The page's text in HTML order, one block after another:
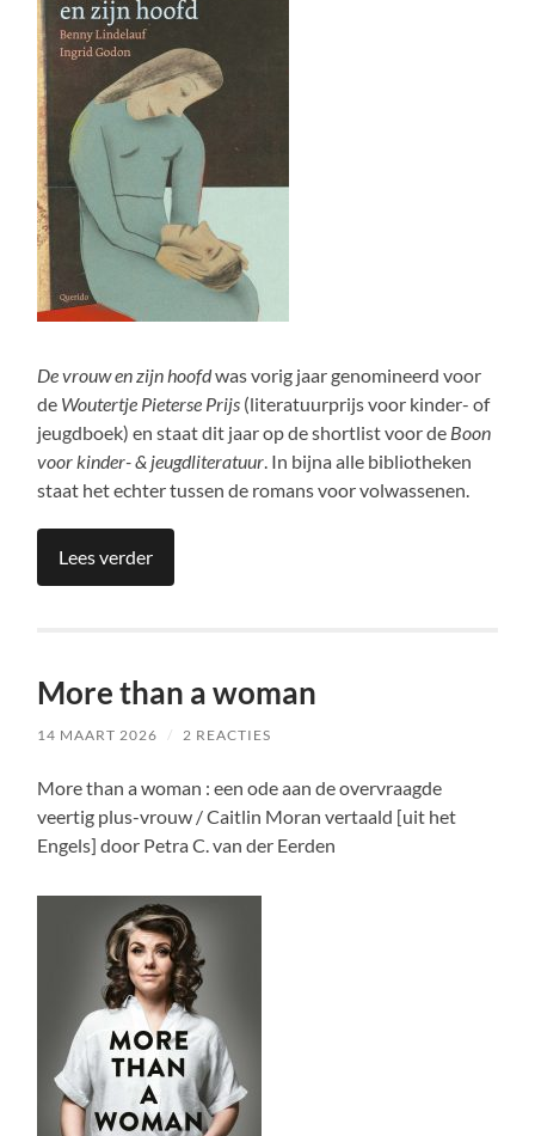
De vrouw en zijn hoofdwas vorig jaar genomineerd voor
de Woutertje Pieterse Prijs (literatuurprijs voor kinder- of
jeugdboek) en staat dit jaar op de shortlist voor de Boon
voor kinder- & jeugdliteratuur. In bijna alle bibliotheken
staat het echter tussen de romans voor volwassenen.
Lees verder
More than a woman
14 MAART 2026 / 2 REACTIES
More than a woman : een ode aan de overvraagde
veertig plus-vrouw / Caitlin Moran vertaald [uit het
Engels] door Petra C. van der Eerden